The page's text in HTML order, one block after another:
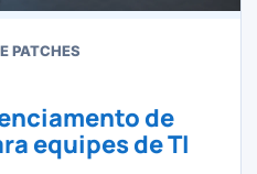
PATCHES
de
equipes de TI